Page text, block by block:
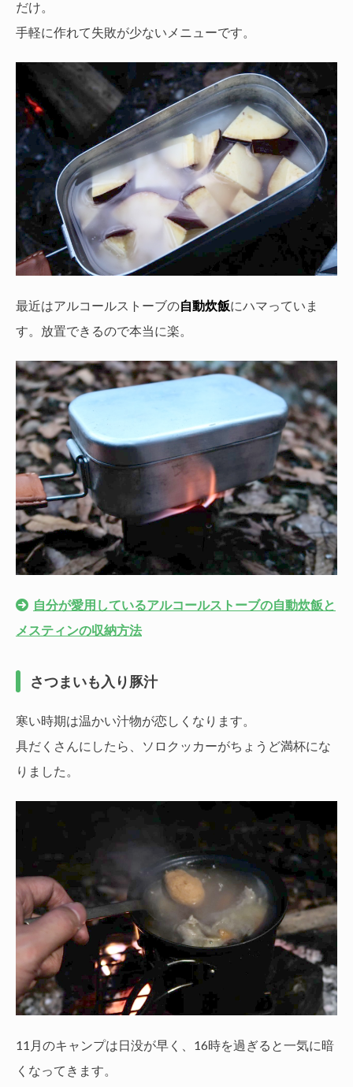
だけ。
手軽に作れて失敗が少ないメニューです。
最近はアルコールストーブの自動炊飯にハマっていま
す。放置できるので本当に楽。
自分が愛用しているアルコールストーブの自動炊飯と
メスティンの収納方法
さつまいも入り豚汁
寒い時期は温かい汁物が恋しくなります。
具だくさんにしたら、ソロクッカーがちょうど満杯にな
りました。
11月のキャンプは日没が早く、16時を過ぎると一気に暗
くなってきます。